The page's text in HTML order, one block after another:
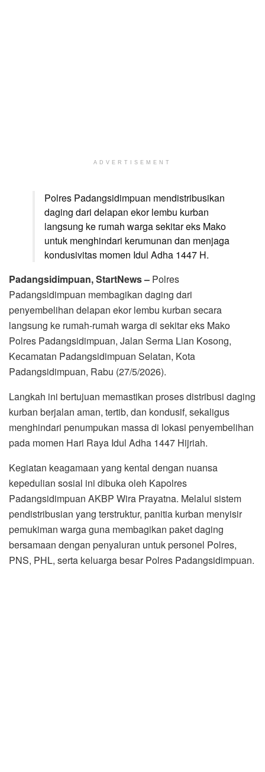
ADVERTISEMENT
Polres Padangsidimpuan mendistribusikan
daging dari delapan ekor lembu kurban
langsung ke rumah warga sekitar eks Mako
untuk menghindari kerumunan dan menjaga
kondusivitas momen Idul Adha 1447 H.
Padangsidimpuan, StartNews – Polres
Padangsidimpuan membagikan daging dari
penyembelihan delapan ekor lembu kurban secara
langsung ke rumah-rumah warga di sekitar eks Mako
Polres Padangsidimpuan, Jalan Serma Lian Kosong,
Kecamatan Padangsidimpuan Selatan, Kota
Padangsidimpuan, Rabu (27/5/2026).
Langkah ini bertujuan memastikan proses distribusi daging
kurban berjalan aman, tertib, dan kondusif, sekaligus
menghindari penumpukan massa di lokasi penyembelihan
pada momen Hari Raya Idul Adha 1447 Hijriah.
Kegiatan keagamaan yang kental dengan nuansa
kepedulian sosial ini dibuka oleh Kapolres
Padangsidimpuan AKBP Wira Prayatna. Melalui sistem
pendistribusian yang terstruktur, panitia kurban menyisir
pemukiman warga guna membagikan paket daging
bersamaan dengan penyaluran untuk personel Polres,
PNS, PHL, serta keluarga besar Polres Padangsidimpuan.